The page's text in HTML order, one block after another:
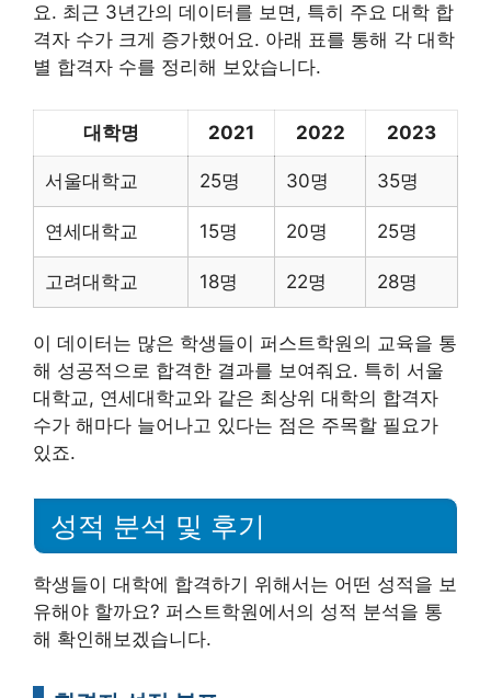
요. 최근 3년간의 데이터를 보면, 특히 주요 대학 합
격자 수가 크게 증가했어요. 아래 표를 통해 각 대학
별 합격자 수를 정리해 보았습니다.
대학명 2021 2022 2023
서울대학교 25명 30명 35명
연세대학교 15명 20명 25명
고려대학교 18명 22명 28명
이 데이터는 많은 학생들이 퍼스트학원의 교육을 통
해 성공적으로 합격한 결과를 보여줘요. 특히 서울
대학교, 연세대학교와 같은 최상위 대학의 합격자
수가 해마다 늘어나고 있다는 점은 주목할 필요가
있죠.
성적 분석 및 후기
학생들이 대학에 합격하기 위해서는 어떤 성적을 보
유해야 할까요? 퍼스트학원에서의 성적 분석을 통
해 확인해보겠습니다.